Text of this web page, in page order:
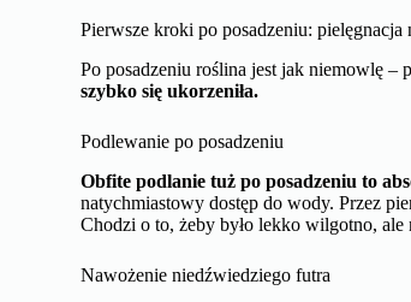
Pierwsze kroki po posadzeniu: pielęgnacja
Po posadzeniu roślina jest jak niemowlę
szybko się ukorzeniła.
Podlewanie po posadzeniu
Obfite podlanie tuż po posadzeniu to
natychmiastowy dostęp do wody. Przez
Chodzi o to, żeby było lekko wilgotno, ale
Nawożenie niedźwiedziego futra